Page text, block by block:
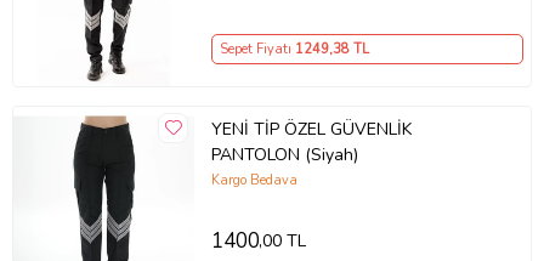
Sepet Fiyatı 1249,38 TL
YENİ TİP ÖZEL GÜVENLİK
PANTOLON (Siyah)
Kargo Bedava
1400,00 TL